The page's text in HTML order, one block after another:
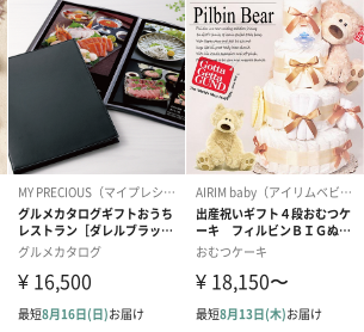
テディベア（バニラ）
（1,760円）
テディベア（
ル）（1,760円
イーツ